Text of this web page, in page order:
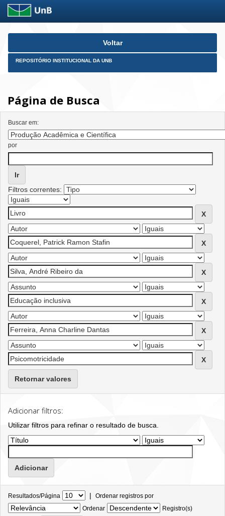
Skip
Voltar
REPOSITÓRIO INSTITUCIONAL DA UNB
Página de Busca
Buscar em:
por
Filtros correntes:
Retornar valores
Adicionar filtros:
Utilizar filtros para refinar o resultado de busca.
Resultados/Página | Ordenar registros por
Ordenar
Registro(s)